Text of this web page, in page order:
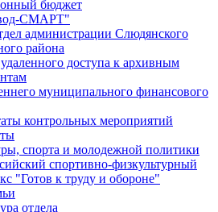
бюджет
СМАРТ"
администрации Слюдянского
района
доступа к архивным
муниципального финансового
контрольных мероприятий
спорта и молодежной политики
спортивно-физкультурный
"Готов к труду и обороне"
отдела